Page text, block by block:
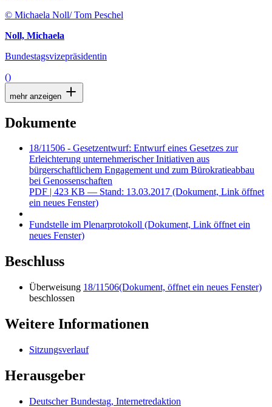
© Michaela Noll/ Tom Peschel
Noll, Michaela
Bundestagsvizepräsidentin
()
mehr anzeigen
Dokumente
18/11506 - Gesetzentwurf: Entwurf eines Gesetzes zur
Erleichterung unternehmerischer Initiativen aus
bürgerschaftlichem Engagement und zum Bürokratieabbau
bei Genossenschaften
PDF | 423 KB — Stand: 13.03.2017 (Dokument, Link öffnet
ein neues Fenster)
Fundstelle im Plenarprotokoll (Dokument, Link öffnet ein
neues Fenster)
Beschluss
Überweisung 18/11506(Dokument, öffnet ein neues Fenster)
beschlossen
Weitere Informationen
Sitzungsverlauf
Herausgeber
Deutscher Bundestag, Internetredaktion